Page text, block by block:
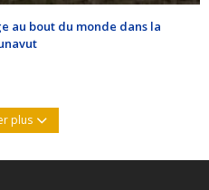
au bout du monde dans la
plus